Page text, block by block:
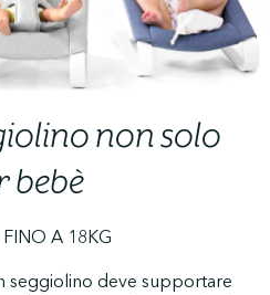
non solo
bebè
A 18KG
seggiolino deve supportare